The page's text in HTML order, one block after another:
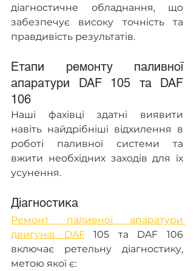
діагностичне обладнання, що
забезпечує високу точність та
правдивість результатів.
Етапи ремонту паливної
апаратури DAF 105 та DAF
106
Наші фахівці здатні виявити
навіть найдрібніші відхилення в
роботі паливної системи та
вжити необхідних заходів для їх
усунення.
Діагностика
Ремонт паливної апаратури
двигунів DAF 105 та DAF 106
включає ретельну діагностику,
метою якої є: